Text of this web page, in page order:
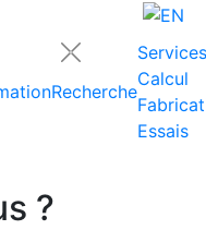
Recherche
Services
Calcul
Essais
?